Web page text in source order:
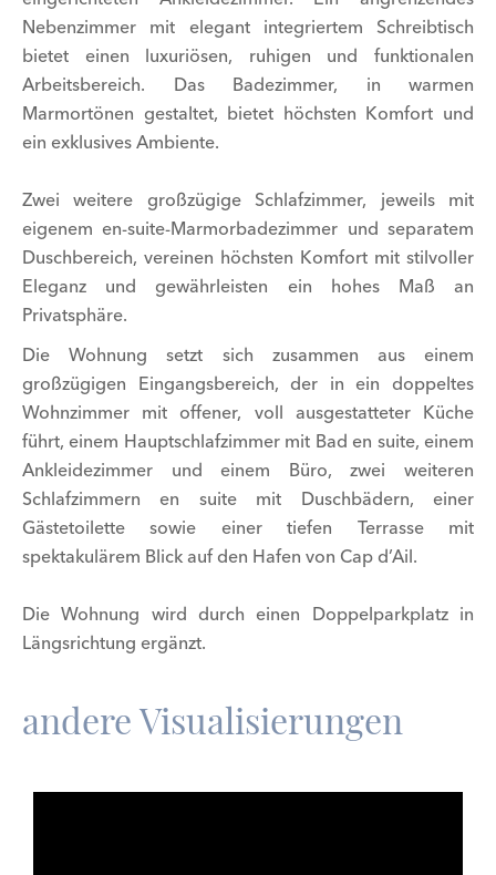
Nebenzimmer mit elegant integriertem Schreibtisch
bietet einen luxuriösen, ruhigen und funktionalen
Arbeitsbereich. Das Badezimmer, in warmen
Marmortönen gestaltet, bietet höchsten Komfort und
ein exklusives Ambiente.
Zwei weitere großzügige Schlafzimmer, jeweils mit
eigenem en-suite-Marmorbadezimmer und separatem
Duschbereich, vereinen höchsten Komfort mit stilvoller
Eleganz und gewährleisten ein hohes Maß an
Privatsphäre.
Die Wohnung setzt sich zusammen aus einem
großzügigen Eingangsbereich, der in ein doppeltes
Wohnzimmer mit offener, voll ausgestatteter Küche
führt, einem Hauptschlafzimmer mit Bad en suite, einem
Ankleidezimmer und einem Büro, zwei weiteren
Schlafzimmern en suite mit Duschbädern, einer
Gästetoilette sowie einer tiefen Terrasse mit
spektakulärem Blick auf den Hafen von Cap d’Ail.
Die Wohnung wird durch einen Doppelparkplatz in
Längsrichtung ergänzt.
andere Visualisierungen